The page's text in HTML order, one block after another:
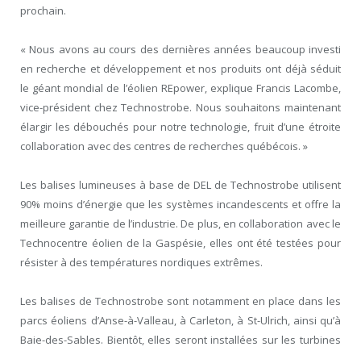
prochain.
« Nous avons au cours des dernières années beaucoup investi
en recherche et développement et nos produits ont déjà séduit
le géant mondial de l’éolien REpower, explique Francis Lacombe,
vice-président chez Technostrobe. Nous souhaitons maintenant
élargir les débouchés pour notre technologie, fruit d’une étroite
collaboration avec des centres de recherches québécois. »
Les balises lumineuses à base de DEL de Technostrobe utilisent
90% moins d’énergie que les systèmes incandescents et offre la
meilleure garantie de l’industrie. De plus, en collaboration avec le
Technocentre éolien de la Gaspésie, elles ont été testées pour
résister à des températures nordiques extrêmes.
Les balises de Technostrobe sont notamment en place dans les
parcs éoliens d’Anse-à-Valleau, à Carleton, à St-Ulrich, ainsi qu’à
Baie-des-Sables. Bientôt, elles seront installées sur les turbines